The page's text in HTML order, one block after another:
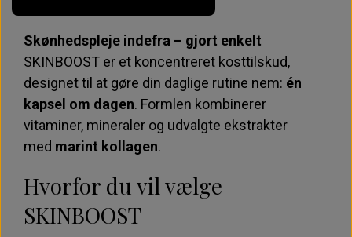
Bemærk:Indeholderfisk.
Kapsel: vegetabilsk. Glutenfri.
Skønhedspleje indefra – gjort enkelt
SKINBOOST er et koncentreret kosttilskud,
designet til at gøre din daglige rutine nem: én
kapsel om dagen. Formlen kombinerer
vitaminer, mineraler og udvalgte ekstrakter
med marint kollagen.
Hvorfor du vil vælge
SKINBOOST